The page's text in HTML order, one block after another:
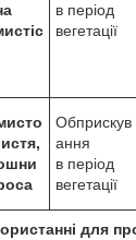
в період
вегетації
Обприскув
ання
в період
вегетації
для